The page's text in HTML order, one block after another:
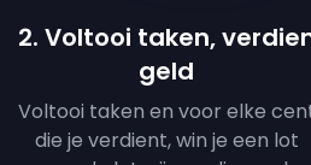
2. Voltooi taken,
geld
Voltooi taken en voor elke
die je verdient, win je een lot